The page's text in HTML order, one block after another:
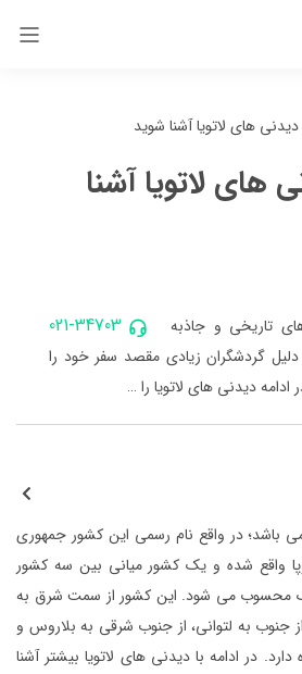
دیدنی های لاتویا آشنا شوید
های لاتویا آشنا
021-34703
تاریخی و جاذبه
گردشگران زیادی مقصد سفر خود را
دیدنی های لاتویا را …
باشد؛ در واقع نام رسمی این کشور جمهوری
واقع شده و یک کشور میانی بین سه کشور
محسوب می شود. این کشور از سمت شرق به
جنوب به لتوانی، از جنوب شرقی به بلاروس و
در ادامه با دیدنی های لاتویا بیشتر آشنا